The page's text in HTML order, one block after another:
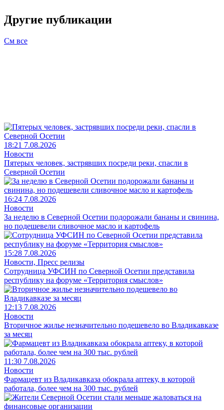
Другие публикации
См все
18:21 7.08.2026
Новости
Пятерых человек, застрявших посреди реки, спасли в
Северной Осетии
16:24 7.08.2026
Новости
За неделю в Северной Осетии подорожали бананы и свинина,
но подешевели сливочное масло и картофель
15:28 7.08.2026
Новости, Пресс релизы
Сотрудница УФСИН по Северной Осетии представила
республику на форуме «Территория смыслов»
12:13 7.08.2026
Новости
Вторичное жилье незначительно подешевело во Владикавказе
за месяц
11:30 7.08.2026
Новости
Фармацевт из Владикавказа обокрала аптеку, в которой
работала, более чем на 300 тыс. рублей